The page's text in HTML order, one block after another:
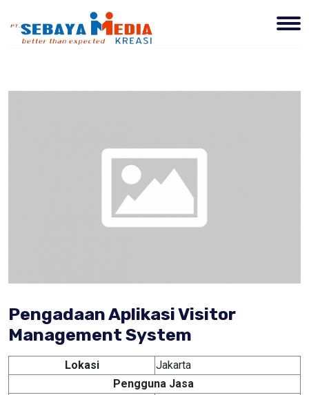
Pengadaan Aplikasi Visitor
Management System
Lokasi
Jakarta
Pengguna Jasa